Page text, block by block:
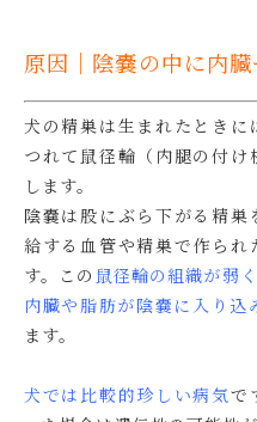
原因｜陰嚢の中に内
犬の精巣は生まれたとき
つれて鼠径輪（内腿の付
します。
陰嚢は股にぶら下がる精
給する血管や精巣で作られ
す。この 鼠径輪の組織が弱
内臓や脂肪が陰嚢に入り
ます。
犬では比較的珍しい病気で